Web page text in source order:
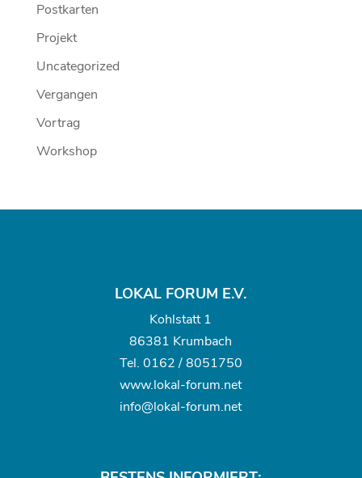
Postkarten
Projekt
Uncategorized
Vergangen
Vortrag
Workshop
LOKAL FORUM E.V.
Kohlstatt 1
86381 Krumbach
Tel. 0162 / 8051750
www.lokal-forum.net
info@lokal-forum.net